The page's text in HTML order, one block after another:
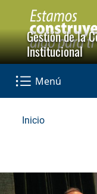
Gestión de la
Institucional
Menú
Inicio